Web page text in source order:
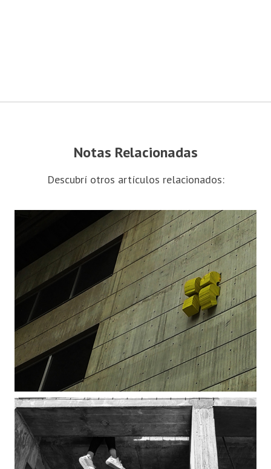
Notas Relacionadas
Descubrí otros artículos relacionados: